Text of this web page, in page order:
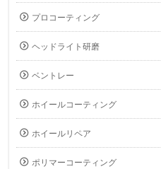
プロコーティング
ヘッドライト研磨
ベントレー
ホイールコーティング
ホイールリペア
ポリマーコーティング